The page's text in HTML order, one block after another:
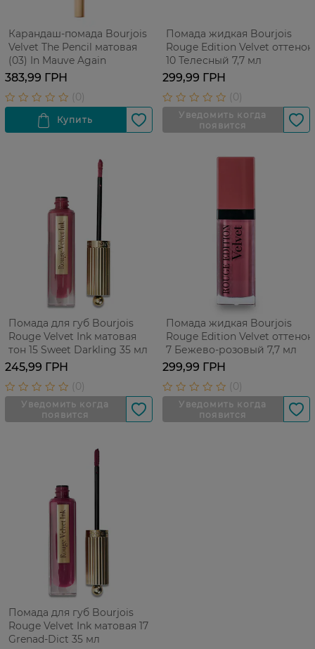
Карандаш-помада Bourjois
Velvet The Pencil матовая
(03) In Mauve Again
383,99 ГРН
Помада жидкая Bourjois
Rouge Edition Velvet оттенок
10 Телесный 7,7 мл
299,99 ГРН
Помада для губ Bourjois
Rouge Velvet Ink матовая
тон 15 Sweet Darkling 35 мл
245,99 ГРН
Помада жидкая Bourjois
Rouge Edition Velvet оттенок
7 Бежево-розовый 7,7 мл
299,99 ГРН
Помада для губ Bourjois
Rouge Velvet Ink матовая 17
Grenad-Dict 35 мл